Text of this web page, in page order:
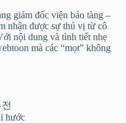
giám đốc viện bảo tàng –
nhận được sự thú vị từ cô
nội dung và tình tiết nhẹ
mà các “mọt” không
hước